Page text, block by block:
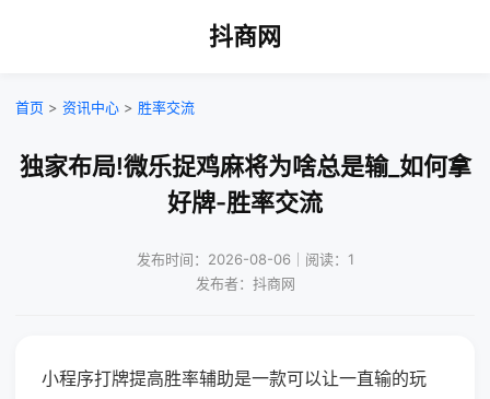
抖商网
首页 > 资讯中心 > 胜率交流
独家布局!微乐捉鸡麻将为啥总是输_如何拿
好牌-胜率交流
发布时间：2026-08-06｜阅读：1
发布者：抖商网
小程序打牌提高胜率辅助是一款可以让一直输的玩